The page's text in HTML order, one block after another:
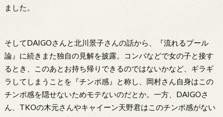
ました。
そしてDAIGOさんと北川景子さんの話から、『流れるプール
論』に続きまた独自の見解を披露。コンパなどで女の子と接す
るとき、このあとお持ち帰りできるのではないかなど、ギラギ
ラしてしまうことを『チンポ感』と称し、岡村さん自身はこの
チンポ感を隠せないためモテないのだとか。一方、DAIGOさ
ん、TKOの木元さんやキャイーン天野君はこのチンポ感がない